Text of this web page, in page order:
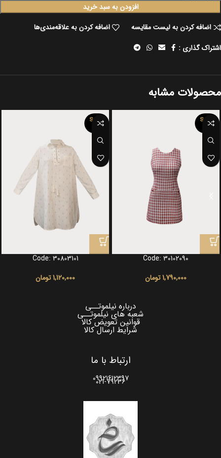
افزودن به سبد خرید
اضافه کردن به لیست مقایسه
اضافه کردن به علاقه‌مندی‌ها
اشتراک گذاری :
محصولات مشابه
SOLD
OUT
Code: 30102090
1,790,000تومان
SOLD
OUT
Code: 30803101
1,120,000تومان
درباره نیلموتــی
شعبه های نیلموتــی
قوانین تعویض کالا
شرایط ارسال کالا
ارتباط با ما
09921612397
021-79236